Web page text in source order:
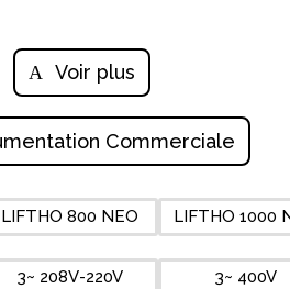
Voir plus
Commerciale
LIFTHO 800 NEO LIFTHO 1000
3~ 208V-220V 3~ 400V